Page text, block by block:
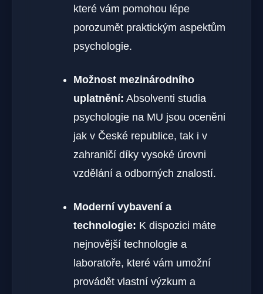
které vám pomohou lépe
porozumět praktickým aspektům
psychologie.
Možnost mezinárodního
uplatnění: Absolventi studia
psychologie na MU jsou oceněni
jak v České republice, tak i v
zahraničí díky vysoké úrovni
vzdělání a odborných znalostí.
Moderní vybavení a
technologie: K dispozici máte
nejnovější technologie a
laboratoře, které vám umožní
provádět vlastní výzkum a